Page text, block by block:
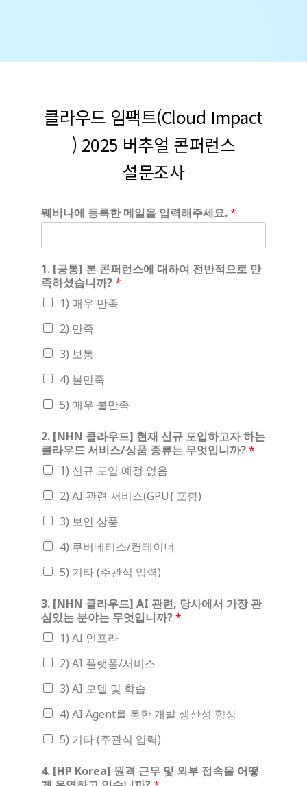
클라우드 임팩트(Cloud Impact
) 2025 버추얼 콘퍼런스
설문조사
웨비나에 등록한 메일을 입력해주세요.*
1. [공통] 본 콘퍼런스에 대하여 전반적으로 만
족하셨습니까?*
1) 매우 만족
2) 만족
3) 보통
4) 불만족
5) 매우 불만족
2. [NHN 클라우드] 현재 신규 도입하고자 하는
클라우드 서비스/상품 종류는 무엇입니까?*
1) 신규 도입 예정 없음
2) AI 관련 서비스(GPU{ 포함)
3) 보안 상품
4) 쿠버네티스/컨테이너
5) 기타 (주관식 입력)
3. [NHN 클라우드] AI 관련, 당사에서 가장 관
심있는 분야는 무엇입니까?*
1) AI 인프라
2) AI 플랫폼/서비스
3) AI 모델 및 학습
4) AI Agent를 통한 개발 생산성 향상
5) 기타 (주관식 입력)
4. [HP Korea] 원격 근무 및 외부 접속을 어떻